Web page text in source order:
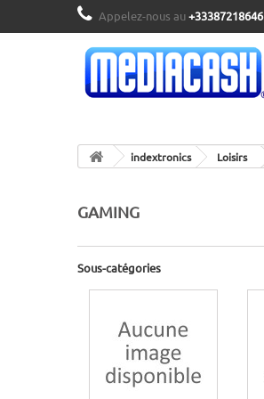
Appelez-nous au+33387218646
indextronics Loisirs
GAMING
Sous-catégories